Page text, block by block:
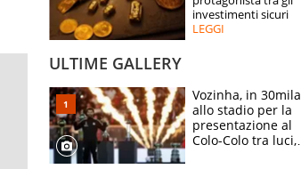
ESPERTI
investimenti sicuri
LEGGI
ULTIME GALLERY
Vozinha, in 30mila
allo stadio per la
presentazione al
Colo-Colo tra luci,